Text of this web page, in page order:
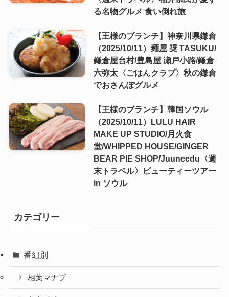
る名物グルメ 食い倒れ旅
【王様のブランチ】神奈川県鎌倉
（2025/10/11）麺屋 奨 TASUKU/
鎌倉屋台村/豊島屋 瀬戸小路/鎌倉
六弥太〈ごはんクラブ〉秋の鎌倉
でおさんぽグルメ
【王様のブランチ】韓国ソウル
（2025/10/11）LULU HAIR
MAKE UP STUDIO/月火食
堂/WHIPPED HOUSE/GINGER
BEAR PIE SHOP/Juuneedu〈週
末トラベル〉ビューティーツアー
in ソウル
カテゴリー
番組別
相葉マナブ